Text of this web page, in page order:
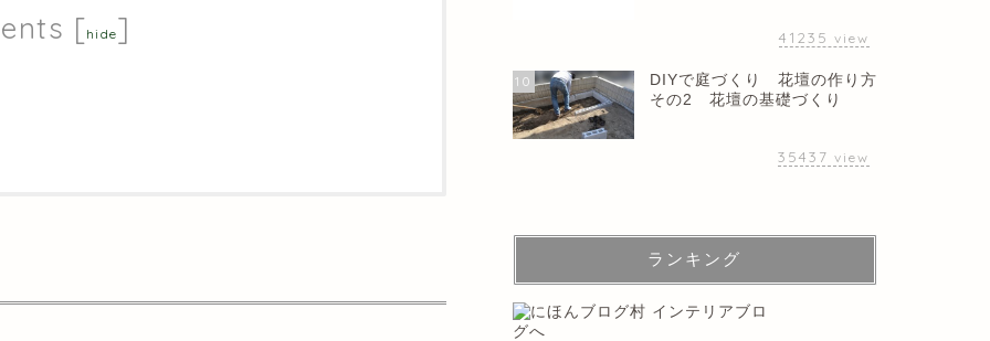
[hide] 41235 view
10
DIYで庭づくり 花壇の作り方
その2 花壇の基礎づくり
35437 view
ランキング